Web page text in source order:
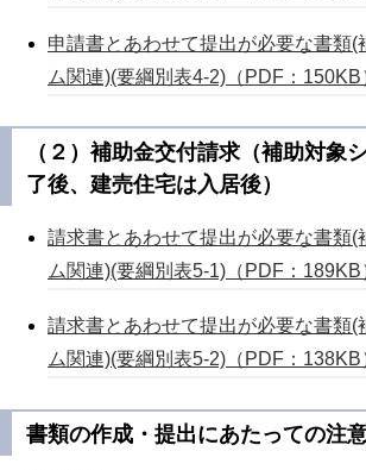
申請書とあわせて提出が必要な書類(
ム関連)(要綱別表4-2)（PDF：150KB
（２）補助金交付請求（補助対象
了後、建売住宅は入居後）
請求書とあわせて提出が必要な書類(
ム関連)(要綱別表5-1)（PDF：189KB
請求書とあわせて提出が必要な書類(
ム関連)(要綱別表5-2)（PDF：138KB
書類の作成・提出にあたっての注